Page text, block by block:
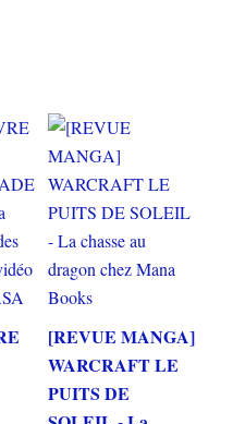
[REVUE MANGA]
WARCRAFT LE
PUITS DE